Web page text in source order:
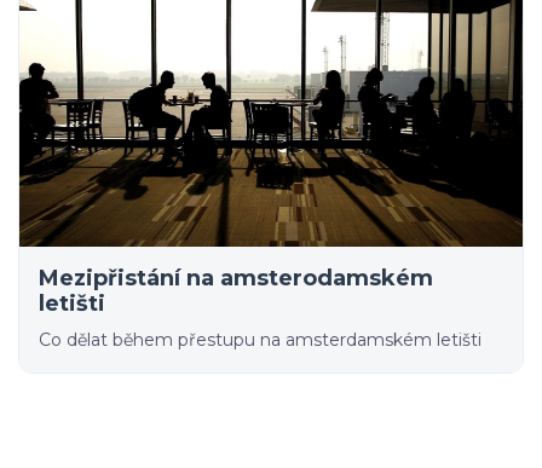
Mezipřistání na amsterodamském
letišti
Co dělat během přestupu na amsterdamském letišti